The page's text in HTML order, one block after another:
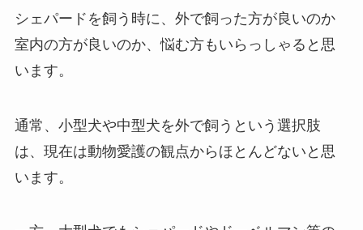
シェパードを飼う時に、外で飼った方が良いのか
室内の方が良いのか、悩む方もいらっしゃると思
います。
通常、小型犬や中型犬を外で飼うという選択肢
は、現在は動物愛護の観点からほとんどないと思
います。